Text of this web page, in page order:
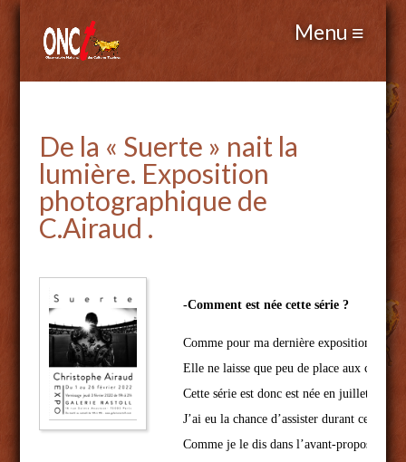
De la « Suerte » nait la
lumière. Exposition
photographique de
C.Airaud .
Comme pour ma dernière exposition, cette
Elle ne laisse que peu de place aux
Cette série est donc est née en juillet
J’ai eu la chance d’assister durant ces
Comme je le dis dans l’avant-propos, de